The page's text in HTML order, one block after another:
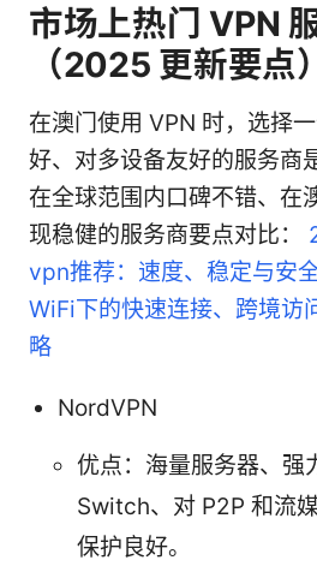
市场上热门 VPN
（2025 更新要点）
在澳门使用 VPN 时，选择
好、对多设备友好的服务商
在全球范围内口碑不错、在
现稳健的服务商要点对比：
vpn推荐：速度、稳定与安
WiFi下的快速连接、跨境访
略
NordVPN
优点：海量服务器、强
Switch、对 P2P 和流
保护良好。